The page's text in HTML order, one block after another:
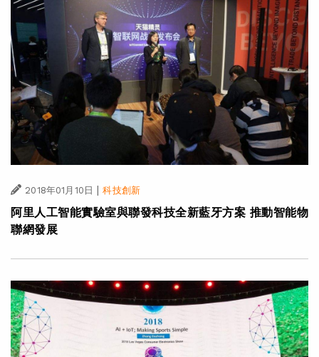
2018年01月10日 | 科技創新
阿里人工智能實驗室與聯發科技全新藍牙方案 推動智能物
聯網發展